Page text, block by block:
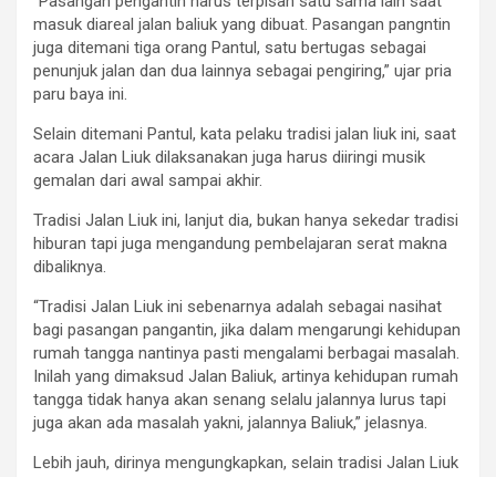
masuk diareal jalan baliuk yang dibuat. Pasangan pangntin
juga ditemani tiga orang Pantul, satu bertugas sebagai
penunjuk jalan dan dua lainnya sebagai pengiring,” ujar pria
paru baya ini.
Selain ditemani Pantul, kata pelaku tradisi jalan liuk ini, saat
acara Jalan Liuk dilaksanakan juga harus diiringi musik
gemalan dari awal sampai akhir.
Tradisi Jalan Liuk ini, lanjut dia, bukan hanya sekedar tradisi
hiburan tapi juga mengandung pembelajaran serat makna
dibaliknya.
“Tradisi Jalan Liuk ini sebenarnya adalah sebagai nasihat
bagi pasangan pangantin, jika dalam mengarungi kehidupan
rumah tangga nantinya pasti mengalami berbagai masalah.
Inilah yang dimaksud Jalan Baliuk, artinya kehidupan rumah
tangga tidak hanya akan senang selalu jalannya lurus tapi
juga akan ada masalah yakni, jalannya Baliuk,” jelasnya.
Lebih jauh, dirinya mengungkapkan, selain tradisi Jalan Liuk